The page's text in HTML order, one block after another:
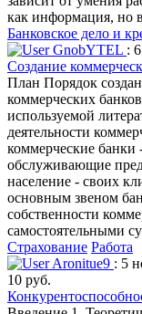
как информация, но
Банковское дело и
GnobYTEL :
Создание
План Порядок
коммерческих
используемой
деятельности
коммерческие банки
обслуживающие
население - своих
основным звеном
собственности
самостоятельными
Страхование Работа
Aronitue9 : 5
10 руб.